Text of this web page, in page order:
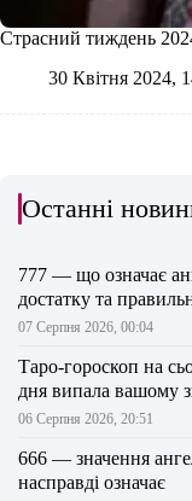
Страсний тиждень
30 Квітня 2024,
Останні
777 — що означає
достатку та
07 Серпня 2026, 00:04
Таро-гороскоп на
дня випала вашому
06 Серпня 2026, 20:51
666 — значення
насправді означає